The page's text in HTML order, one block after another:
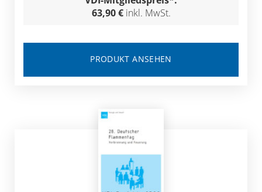
63,90 € inkl. MwSt.
PRODUKT ANSEHEN